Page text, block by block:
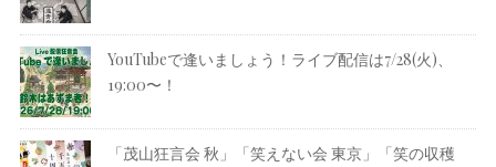
YouTubeで逢いましょう！ライブ配信は7/28(火)、
19:00〜！
「茂山狂言会 秋」「笑えない会 東京」「笑の収穫